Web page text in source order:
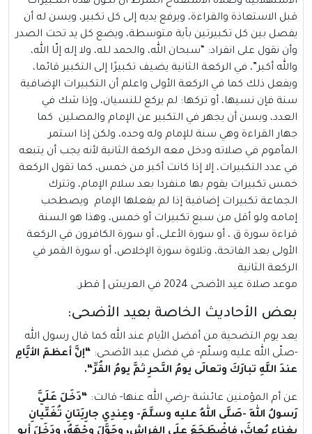
قبل الاستعاذة والقراءة، ويرفع يديه إلى كل تكبير، ويسن له أن
يفصل بين كل تكبيرتين بآية متوسطة، ويضع كل يد تحت الصدر
وأن نقول على انفراد: “سبحان الله، والحمد لله، ولا إله إلّا الله،
والله أكبر”، في الركعة الثانية يضيف تكبيرًا إلى التكبير قائما،
ويفعل ذلك كما في الركعة الأولى واعلم أن التكبيرات الإضافية
سنة فإن نسيها، أو تركها: لم يركع للنسيان، وإذا شك في
العدد، ويسن أن يجهر في التكبير عن الإمام والمصلين كما
جهار القراءة وهي سنة للإمام وله وحده، ولكن إذا استمر
المأموم في صلاته ودخل معه الركعة الثانية لأنه يجب أن يتبعه
في عدد التكبيرات، إلا إذا كانت أكبر من خمس، كما تقول الركعة
خمس تكبيرات يقوم بها منفردا بعد سلام الإمام، وتترك
الجماعة تكبيرات إضافية إذا لم يفعلها الإمام ويصطحب
إمامه ولو أقل من سبع تكبيرات أو خمس، وهذا هو السنة
قراءة سورة ق ، أو سورة الأعلى، أو سورة الكافرون في الركعة
الأولى بعد الفاتحة، وتلاوة سورة الإخلاص، أو سورة القمر في
الركعة الثانية
موعد صلاة عيد الأضحى 2024 في العريش | قطر.
بعض الأحاديث الخاصة بعيد الأضحى:
يعد يوم التضحية من أفضل الأيام عند الله كما قال رسول الله
-صلّى الله عليه وسلّم- في فضل عيد الأضحى: “إنَّ أعظمَ الأيَّامِ
عندَ اللَّهِ تبارَكَ وتعالَى يومُ النَّحرِ ثمَّ يومُ القُرِّ“.
عن أم المؤمنين عائشة -رضي الله عنها- قالت: “دَخَلَ عَلَيَّ
رَسولُ اللهِ -صَلَّى اللهُ عليه وسلَّمَ- وعِندِي جارِيَتانِ تُغَنِّيانِ